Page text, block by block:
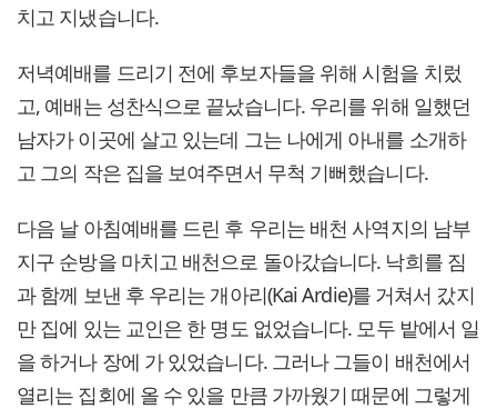
치고 지냈습니다.
저녁예배를 드리기 전에 후보자들을 위해 시험을 치렀
고, 예배는 성찬식으로 끝났습니다. 우리를 위해 일했던
남자가 이곳에 살고 있는데 그는 나에게 아내를 소개하
고 그의 작은 집을 보여주면서 무척 기뻐했습니다.
다음 날 아침예배를 드린 후 우리는 배천 사역지의 남부
지구 순방을 마치고 배천으로 돌아갔습니다. 낙희를 짐
과 함께 보낸 후 우리는 개아리(Kai Ardie)를 거쳐서 갔지
만 집에 있는 교인은 한 명도 없었습니다. 모두 밭에서 일
을 하거나 장에 가 있었습니다. 그러나 그들이 배천에서
열리는 집회에 올 수 있을 만큼 가까웠기 때문에 그렇게